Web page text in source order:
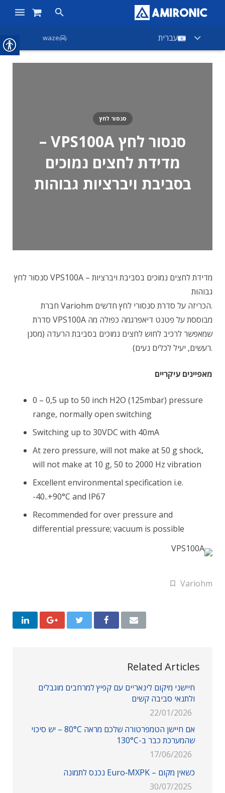
ראשי עברית waze
סנסור לחץ VPS100A –
מדידת לחצים נמוכים
בסביבת ויברציות גבוהות
סנסור לחץ
סנסור לחץ VPS100A – מדידת לחצים נמוכים בסביבת ויברציות
גבוהות
חברת Variohm הכריזה על סדרת סנסורי לחץ חדשים.
סדרת VPS100A מבוססת על פטנט דיאפרגמה כפולה מה
שמאפשר לרכיב לחוש לחצים נמוכים בסביבת הרעדה (מסנן
רעשים, יעיל לכלים נעים).
מאפיינים עיקריים
0 – 0,5 up to 50 inch H2O (125mbar) pressure
range, normally open switching
Switching up to 30VDC with 40mA
At zero pressure, will not make at 50 g shock,
will not make at 10 g, 50 to 2000 Hz vibration
Excellent environmental specification i.e.
-40..+90°C and IP67
Recommended for over pressure and
differential pressure; vacuum is possible
Variohm
Related Articles
חיישני מיקום לינאריים עם קפיץ למרחבים מוגבלים
ולתנאי סביבה קשים
22/01/2026
אם חיישן הטמפרטורה שלכם מראה 80°C – יש סיכוי
שהמערכת כבר ב-130°C
17/06/2026
כשאין מקום – Euro‑MXPK נכנס לתמונה
30/07/2025